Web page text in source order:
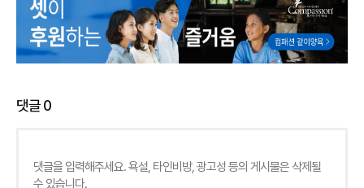
댓글0